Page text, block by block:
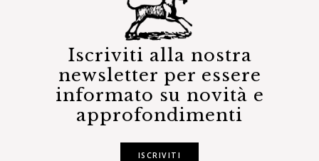
Iscriviti alla nostra
newsletter per essere
informato su novità e
approfondimenti
ISCRIVITI